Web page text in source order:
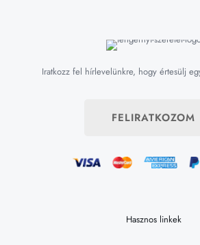
Iratkozz fel hírlevelünkre, hogy értesülj
FELIRATKOZOM
Hasznos linkek